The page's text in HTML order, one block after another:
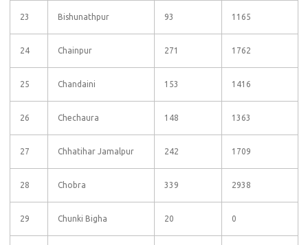
23 Bishunathpur 93 1165
24 Chainpur 271 1762
25 Chandaini 153 1416
26 Chechaura 148 1363
27 Chhatihar Jamalpur 242 1709
28 Chobra 339 2938
29 Chunki Bigha 20 0